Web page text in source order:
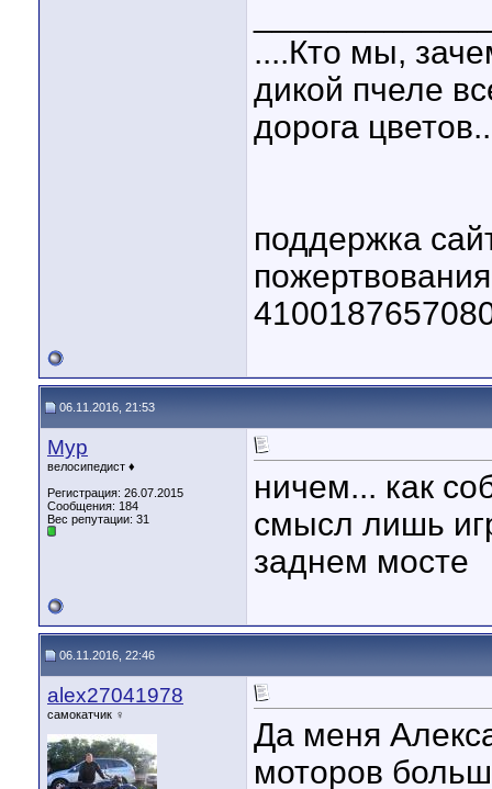
....Кто мы,
дикой пчеле
дорога
поддержка
06.11.2016, 21:53
Мур
велосипедист ♦
Регистрация: 26.07.2015
Сообщения: 184
Вес репутации: 31
ничем... как
смысл лишь
заднем мосте
06.11.2016, 22:46
alex27041978
самокатчик ♀
Да меня
моторов